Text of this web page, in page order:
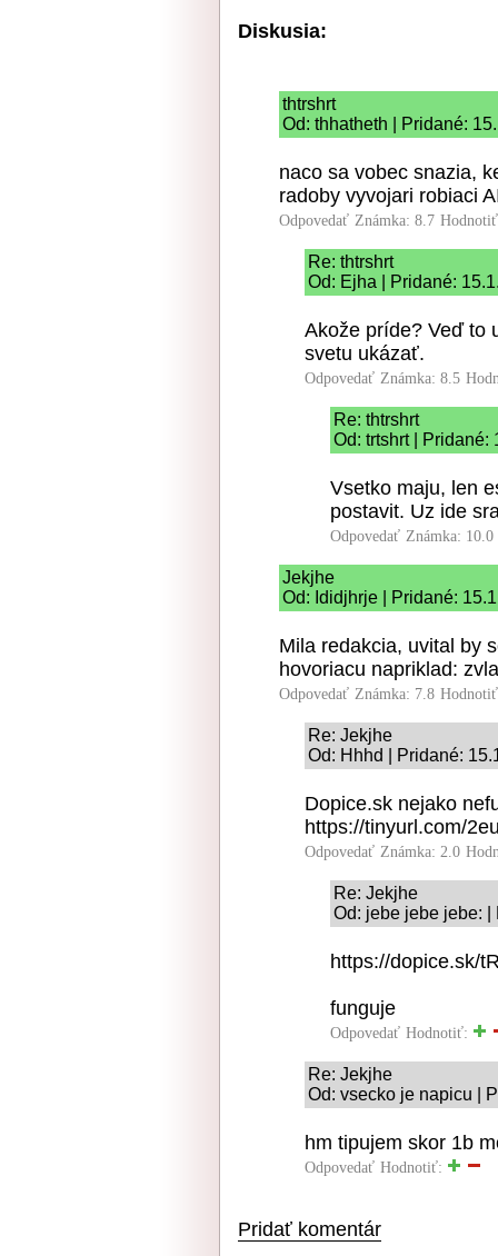
Diskusia:
thtrshrt
Od: thhatheth | Pridané:
naco sa vobec snazia,
radoby vyvojari robiaci
Odpovedať Známka: 8.7
Re: thtrshrt
Od: Ejha | Pridané:
Akože príde? Veď to
svetu ukázať.
Odpovedať Známka: 8.5
Re: thtrshrt
Od: trtshrt | Pridané:
Vsetko maju, len
postavit. Uz ide
Odpovedať Známka: 10.0
Jekjhe
Od: Ididjhrje | Pridané:
Mila redakcia, uvital by
hovoriacu napriklad:
Odpovedať Známka: 7.8
Re: Jekjhe
Od: Hhhd | Pridané:
Dopice.sk nejako
https://tinyurl.com/
Odpovedať Známka: 2.0
Re: Jekjhe
Od: jebe jebe jebe: |
https://dopice.sk/
funguje
Odpovedať Hodnotiť:
Re: Jekjhe
Od: vsecko je napicu |
hm tipujem skor 1b
Odpovedať Hodnotiť:
Pridať komentár